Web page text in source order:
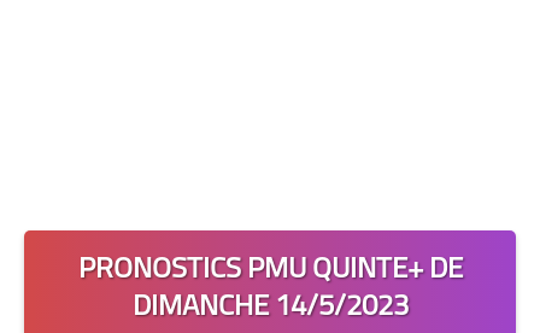
PRONOSTICS PMU QUINTE+ DE
DIMANCHE 14/5/2023